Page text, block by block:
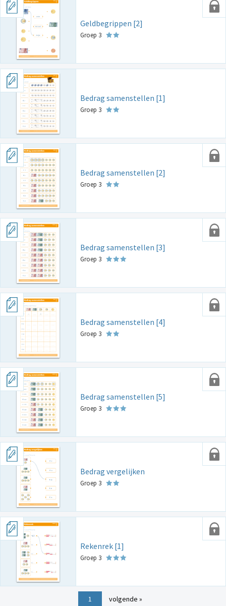
Geldbegrippen [2]
Groep 3
Bedrag samenstellen [1]
Groep 3
Bedrag samenstellen [2]
Groep 3
Bedrag samenstellen [3]
Groep 3
Bedrag samenstellen [4]
Groep 3
Bedrag samenstellen [5]
Groep 3
Bedrag vergelijken
Groep 3
Rekenrek [1]
Groep 3
1 volgende »